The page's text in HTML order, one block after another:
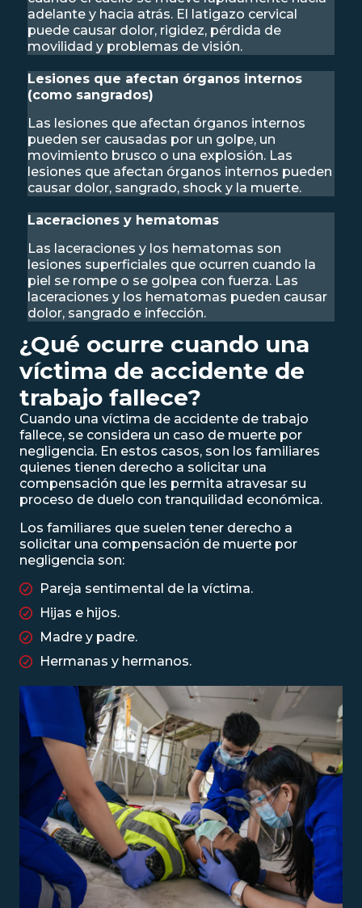
adelante y hacia atrás. El latigazo cervical
puede causar dolor, rigidez, pérdida de
movilidad y problemas de visión.
Lesiones que afectan órganos internos
(como sangrados)
Las lesiones que afectan órganos internos
pueden ser causadas por un golpe, un
movimiento brusco o una explosión. Las
lesiones que afectan órganos internos pueden
causar dolor, sangrado, shock y la muerte.
Laceraciones y hematomas
Las laceraciones y los hematomas son
lesiones superficiales que ocurren cuando la
piel se rompe o se golpea con fuerza. Las
laceraciones y los hematomas pueden causar
dolor, sangrado e infección.
¿Qué ocurre cuando una
víctima de accidente de
trabajo fallece?
Cuando una víctima de accidente de trabajo
fallece, se considera un caso de muerte por
negligencia. En estos casos, son los familiares
quienes tienen derecho a solicitar una
compensación que les permita atravesar su
proceso de duelo con tranquilidad económica.
Los familiares que suelen tener derecho a
solicitar una compensación de muerte por
negligencia son:
Pareja sentimental de la víctima.
Hijas e hijos.
Madre y padre.
Hermanas y hermanos.